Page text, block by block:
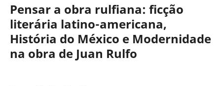
Pensar a obra rulfiana: ficção
literária latino-americana,
História do México e Modernidade
na obra de Juan Rulfo